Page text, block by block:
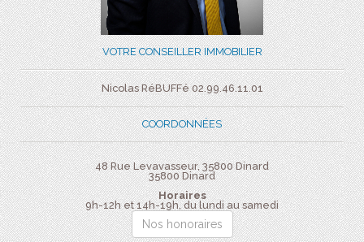
VOTRE CONSEILLER IMMOBILIER
Nicolas RéBUFFé 02.99.46.11.01
COORDONNÉES
48 Rue Levavasseur, 35800 Dinard
35800 Dinard
Horaires
9h-12h et 14h-19h, du lundi au samedi
Nos honoraires